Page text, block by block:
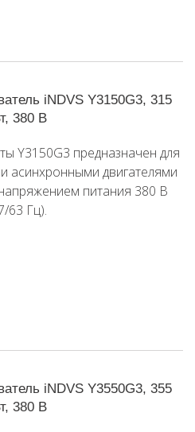
iNDVS Y3150G3, 315
380 В
Y3150G3 предназначен для
асинхронными двигателями
питания 380 В
63 Гц).
iNDVS Y3550G3, 355
380 В